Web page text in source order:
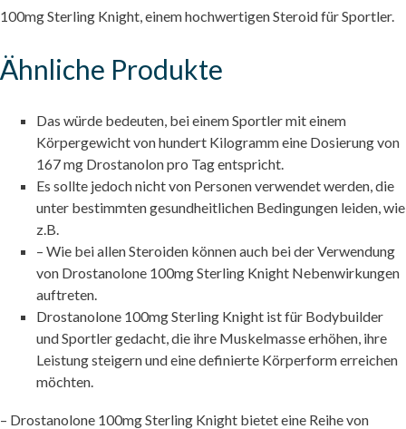
100mg Sterling Knight, einem hochwertigen Steroid für Sportler.
Ähnliche Produkte
Das würde bedeuten, bei einem Sportler mit einem
Körpergewicht von hundert Kilogramm eine Dosierung von
167 mg Drostanolon pro Tag entspricht.
Es sollte jedoch nicht von Personen verwendet werden, die
unter bestimmten gesundheitlichen Bedingungen leiden, wie
z.B.
– Wie bei allen Steroiden können auch bei der Verwendung
von Drostanolone 100mg Sterling Knight Nebenwirkungen
auftreten.
Drostanolone 100mg Sterling Knight ist für Bodybuilder
und Sportler gedacht, die ihre Muskelmasse erhöhen, ihre
Leistung steigern und eine definierte Körperform erreichen
möchten.
– Drostanolone 100mg Sterling Knight bietet eine Reihe von